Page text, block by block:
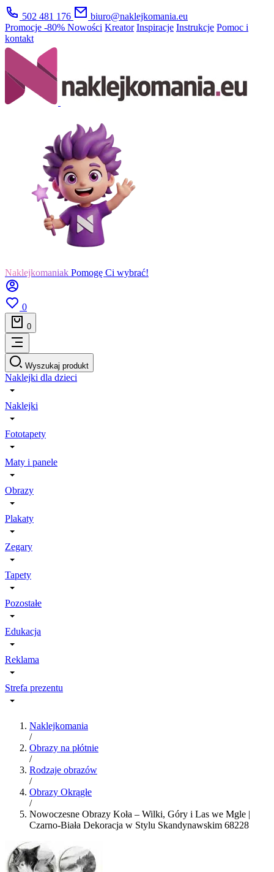
502 481 176
biuro@naklejkomania.eu
Promocje -80% Nowości Kreator Inspiracje Instrukcje Pomoc i
kontakt
Naklejkomaniak Pomogę Ci wybrać!
0
0
Wyszukaj produkt
Naklejki dla dzieci
Naklejki
Fototapety
Maty i panele
Obrazy
Plakaty
Zegary
Tapety
Pozostałe
Edukacja
Reklama
Strefa prezentu
Naklejkomania
/
Obrazy na płótnie
/
Rodzaje obrazów
/
Obrazy Okrągłe
/
Nowoczesne Obrazy Koła – Wilki, Góry i Las we Mgle |
Czarno-Biała Dekoracja w Stylu Skandynawskim 68228